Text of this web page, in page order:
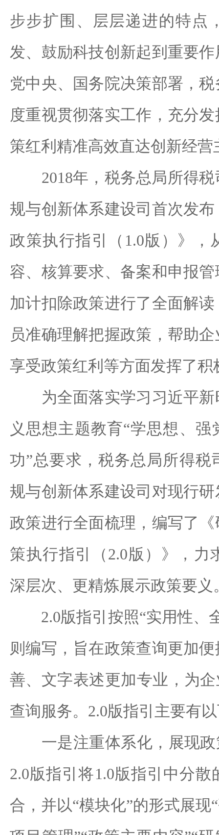
步步扩围、层层递进的特点
发、鼓励科技创新起到重要
党中央、国务院决策部署，
度重视贯彻落实工作，充分
策红利精准高效直达创新经营
2018年，税务总局所得税
规与创新体系建设司首次发
政策执行指引（1.0版）》，
容、核算要求、备案和申报
加计扣除政策进行了全面解
员准确理解把握政策，帮助
享受政策红利等方面发挥了积
为全面落实学习习近平新
义思想主题教育“学思想、
功”总要求，税务总局所得税
规与创新体系建设司对现行
政策进行全面梳理，编写了
策执行指引（2.0版）》，力
深层次、更精炼展示政策要义
2.0版指引按照“实用性、
则编写，旨在政策查询更加
善、文字表述更加专业，为
查询服务。2.0版指引主要有
一是注重体系化，展现政
2.0版指引将1.0版指引中分
合，并以“模块化”的形式展现